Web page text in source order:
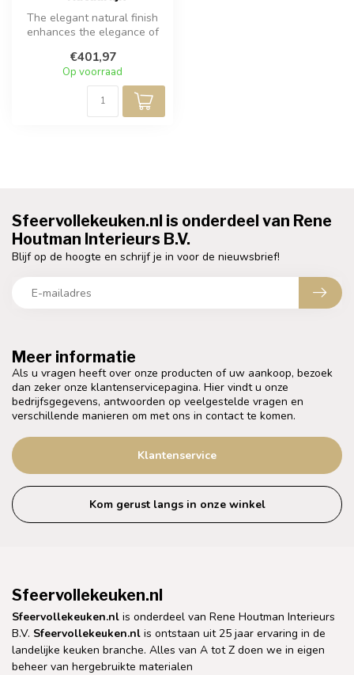
The elegant natural finish
enhances the elegance of
€401,97
Op voorraad
Meer informatie
Als u vragen heeft over onze producten of uw aankoop, bezoek
dan zeker onze klantenservicepagina. Hier vindt u onze
bedrijfsgegevens, antwoorden op veelgestelde vragen en
verschillende manieren om met ons in contact te komen.
Klantenservice
Kom gerust langs in onze winkel
Sfeervollekeuken.nl is onderdeel van Rene
Houtman Interieurs B.V.
Blijf op de hoogte en schrijf je in voor de nieuwsbrief!
Sfeervollekeuken.nl
Sfeervollekeuken.nl is onderdeel van Rene Houtman Interieurs
B.V. Sfeervollekeuken.nl is ontstaan uit 25 jaar ervaring in de
landelijke keuken branche. Alles van A tot Z doen we in eigen
beheer van hergebruikte materialen